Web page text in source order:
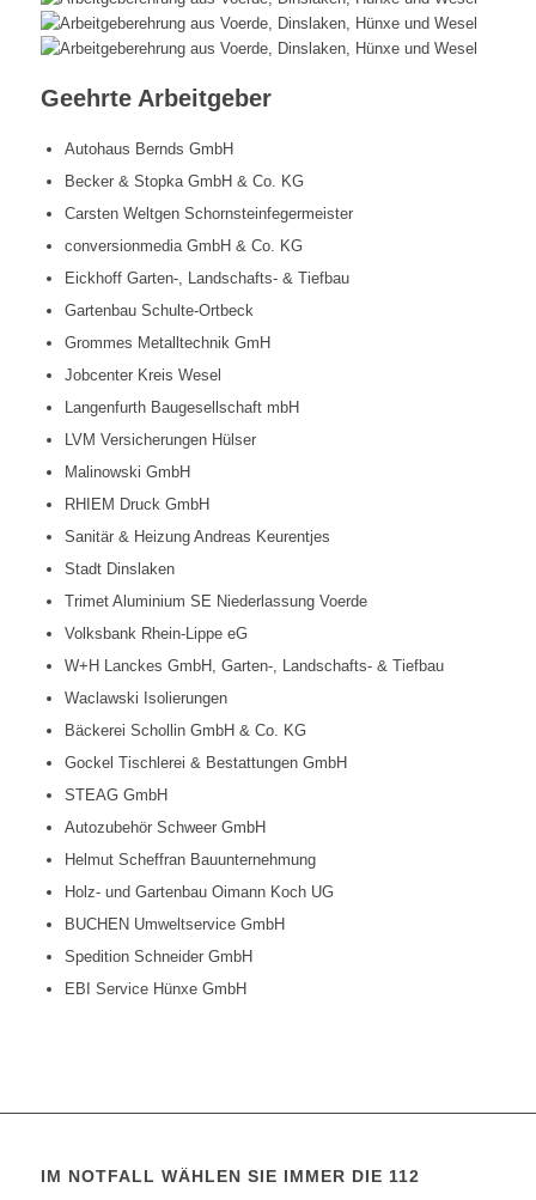
Geehrte Arbeitgeber
Autohaus Bernds GmbH
Becker & Stopka GmbH & Co. KG
Carsten Weltgen Schornsteinfegermeister
conversionmedia GmbH & Co. KG
Eickhoff Garten-, Landschafts- & Tiefbau
Gartenbau Schulte-Ortbeck
Grommes Metalltechnik GmH
Jobcenter Kreis Wesel
Langenfurth Baugesellschaft mbH
LVM Versicherungen Hülser
Malinowski GmbH
RHIEM Druck GmbH
Sanitär & Heizung Andreas Keurentjes
Stadt Dinslaken
Trimet Aluminium SE Niederlassung Voerde
Volksbank Rhein-Lippe eG
W+H Lanckes GmbH, Garten-, Landschafts- & Tiefbau
Waclawski Isolierungen
Bäckerei Schollin GmbH & Co. KG
Gockel Tischlerei & Bestattungen GmbH
STEAG GmbH
Autozubehör Schweer GmbH
Helmut Scheffran Bauunternehmung
Holz- und Gartenbau Oimann Koch UG
BUCHEN Umweltservice GmbH
Spedition Schneider GmbH
EBI Service Hünxe GmbH
IM NOTFALL WÄHLEN SIE IMMER DIE 112